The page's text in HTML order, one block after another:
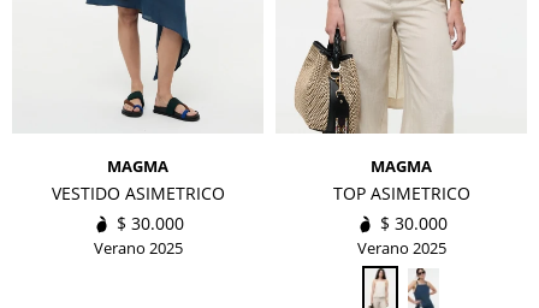
MAGMA
VESTIDO ASIMETRICO
$ 30.000
Verano 2025
MAGMA
TOP ASIMETRICO
$ 30.000
Verano 2025